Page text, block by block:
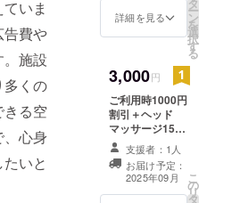
いま
告費や
施設
多くの
る空
心身
いと
ださった
方、ぜひ応
いたしま
す！
にご記載くださ
い
詳細を見る ー
ン
を
選
択
す
る
3,000円
ご利用時1000円
割引＋ヘッド
マッサージ15分
有効期間：2025
年9月15日〜
2026年9月14日
まで有効 お名前
とメールアドレ
支援者：1人
お届け予定：
2025年09月
こ
の
リ
タ